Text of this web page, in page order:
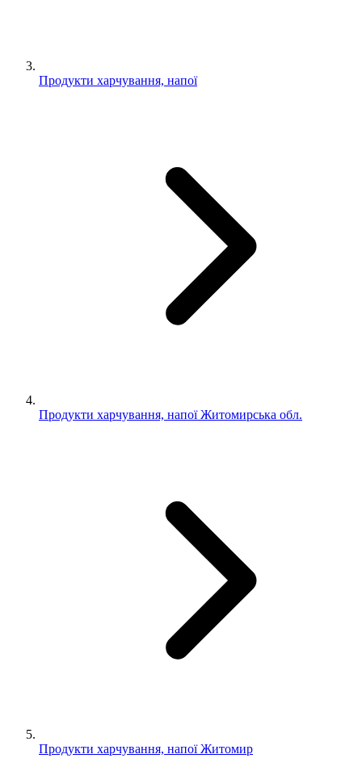
Продукти харчування, напої
Продукти харчування, напої Житомирська обл.
Продукти харчування, напої Житомир